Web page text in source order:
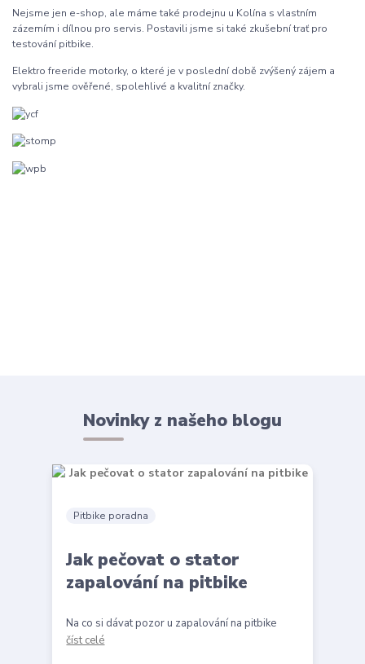
Nejsme jen e-shop, ale máme také prodejnu u Kolína s vlastním
zázemím i dílnou pro servis. Postavili jsme si také zkušební trať pro
testování pitbike.
Elektro freeride motorky, o které je v poslední době zvýšený zájem a
vybrali jsme ověřené, spolehlivé a kvalitní značky.
Novinky z našeho blogu
Pitbike poradna
Jak pečovat o stator
zapalování na pitbike
Na co si dávat pozor u zapalování na pitbike
číst celé